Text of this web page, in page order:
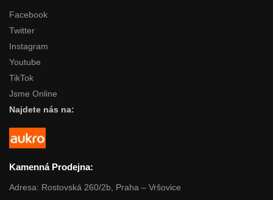
Facebook
Twitter
Instagram
Youtube
TikTok
Jsme Online
Najdete nás na:
Kamenná Prodejna:
Adresa: Rostovská 260/2b, Praha – Vršovice